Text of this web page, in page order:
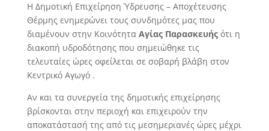
Η Δημοτική Επιχείρηση Ύδρευσης – Αποχέτευσης
Θέρμης ενημερώνει τους συνδημότες μας που
διαμένουν στην Κοινότητα Αγίας Παρασκευήςότι η
διακοπή υδροδότησης που σημειώθηκε τις
τελευταίες ώρες οφείλεται σε σοβαρή βλάβη στον
Κεντρικό Αγωγό .
Αν και τα συνεργεία της δημοτικής επιχείρησης
βρίσκονται στην περιοχή και επιχειρούν την
αποκατάστασή της από τις μεσημεριανές ώρες μέχρι